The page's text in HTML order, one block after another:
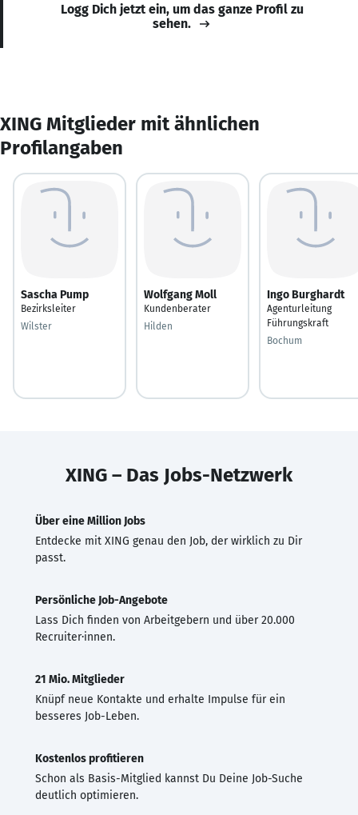
Logg Dich jetzt ein, um das ganze Profil zu
sehen.
XING Mitglieder mit ähnlichen
Profilangaben
Sascha Pump
Bezirksleiter
Wilster
Wolfgang Moll
Kundenberater
Hilden
Ingo Burghardt
Agenturleitung
Führungskraft
Bochum
XING – Das Jobs-Netzwerk
Über eine Million Jobs
Entdecke mit XING genau den Job, der wirklich zu Dir
passt.
Persönliche Job-Angebote
Lass Dich finden von Arbeitgebern und über 20.000
Recruiter·innen.
21 Mio. Mitglieder
Knüpf neue Kontakte und erhalte Impulse für ein
besseres Job-Leben.
Kostenlos profitieren
Schon als Basis-Mitglied kannst Du Deine Job-Suche
deutlich optimieren.